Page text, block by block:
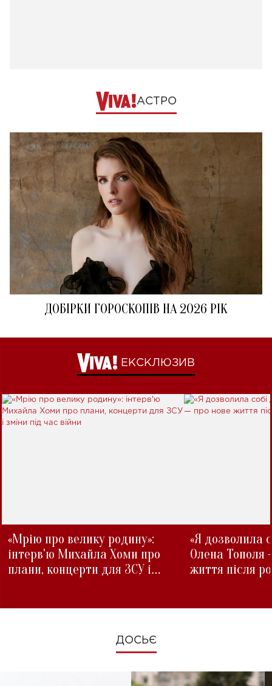
АСТРО
ДОБІРКИ ГОРОСКОПІВ НА 2026 РІК
ЕКСКЛЮЗИВ
«Мрію про велику родину»:
інтерв'ю Михайла Хоми про
плани, концерти для ЗСУ і
«Я дозволила
Олена Тополя
життя після
ДОСЬЄ